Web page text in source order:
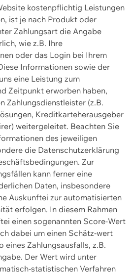
kostenpflichtig Leistungen
ist je nach Produkt oder
Zahlungsart die Angabe
wie z.B. Ihre
oder das Login bei Ihrem
Informationen sowie der
eine Leistung zum
Zeitpunkt erworben haben,
Zahlungsdienstleister (z.B.
Kreditkarteherausgeber
weitergeleitet. Beachten Sie
des jeweiligen
die Datenschutzerklärung
Zur
kann ferner eine
Daten, insbesondere
Auskunftei zur automatisierten
erfolgen. In diesem Rahmen
einen sogenannten Score-Wert
dabei um einen Schätz-wert
eines Zahlungsausfalls, z.B.
Der Wert wird unter
statistischen Verfahren